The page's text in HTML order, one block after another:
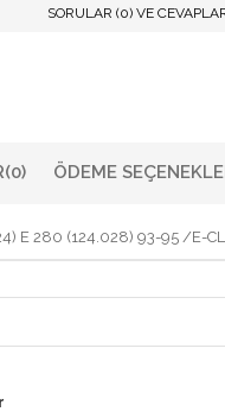
SORULAR (0) VE
(0) ÖDEME
E 280 (124.028) 93-95 /E-